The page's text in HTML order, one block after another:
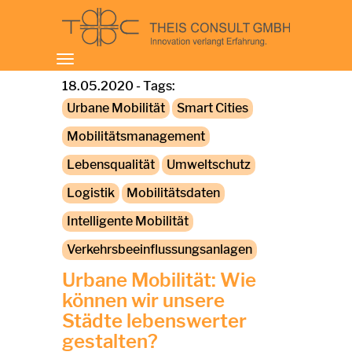
Toggle
navigation
18.05.2020 - Tags:
Urbane Mobilität
Smart Cities
Mobilitätsmanagement
Lebensqualität
Umweltschutz
Logistik
Mobilitätsdaten
Intelligente Mobilität
Verkehrsbeeinflussungsanlagen
Urbane Mobilität: Wie
können wir unsere
Städte lebenswerter
gestalten?